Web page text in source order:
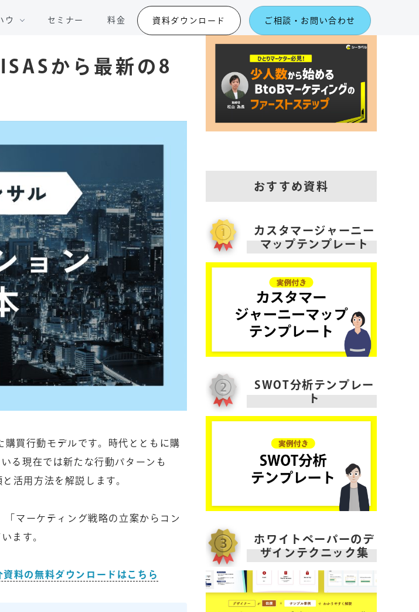
ウ セミナー 料金 資料ダウンロード ご相談・お問い合わせ
から最新の8
購買行動モデルです。時代とともに購
る現在では新たな行動パターンも
活用方法を解説します。
マーケティング戦略の立案からコン
ます。
料の無料ダウンロードはこちら
おすすめ資料
カスタマージャーニー
マップテンプレート
SWOT分析テンプレー
ト
ホワイトペーパーのデ
ザインテクニック集